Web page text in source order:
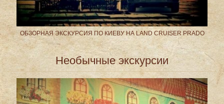
ОБЗОРНАЯ ЭКСКУРСИЯ ПО КИЕВУ НА LAND CRUISER PRADO
Необычные экскурсии